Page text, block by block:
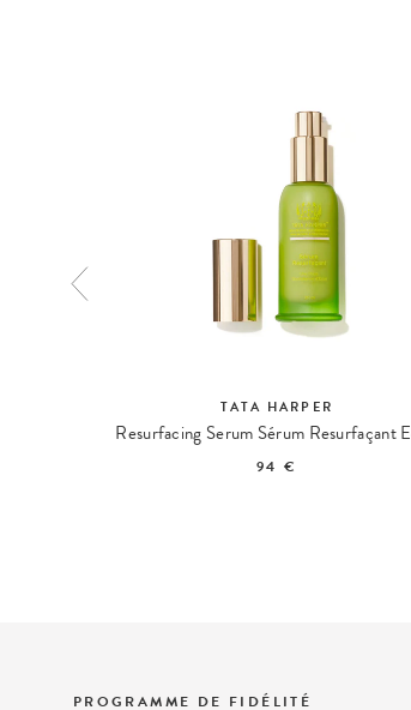
TATA HARPER
Resurfacing Serum Sérum Resurfaçant
94 €
PROGRAMME DE FIDÉLITÉ